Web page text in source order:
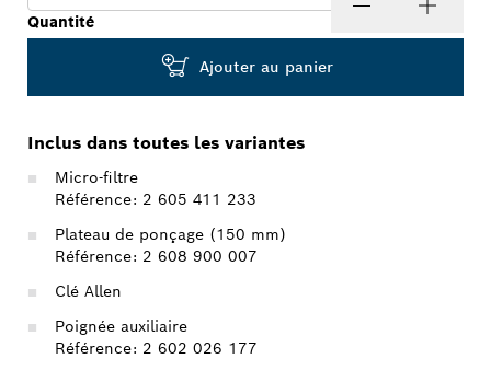
Quantité
Ajouter au panier
Inclus dans toutes les variantes
Micro-filtre
Référence: 2 605 411 233
Plateau de ponçage (150 mm)
Référence: 2 608 900 007
Clé Allen
Poignée auxiliaire
Référence: 2 602 026 177